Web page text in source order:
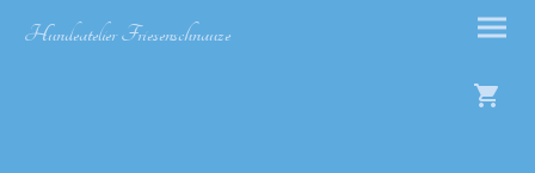
Hundeatelier Friesenschnauze